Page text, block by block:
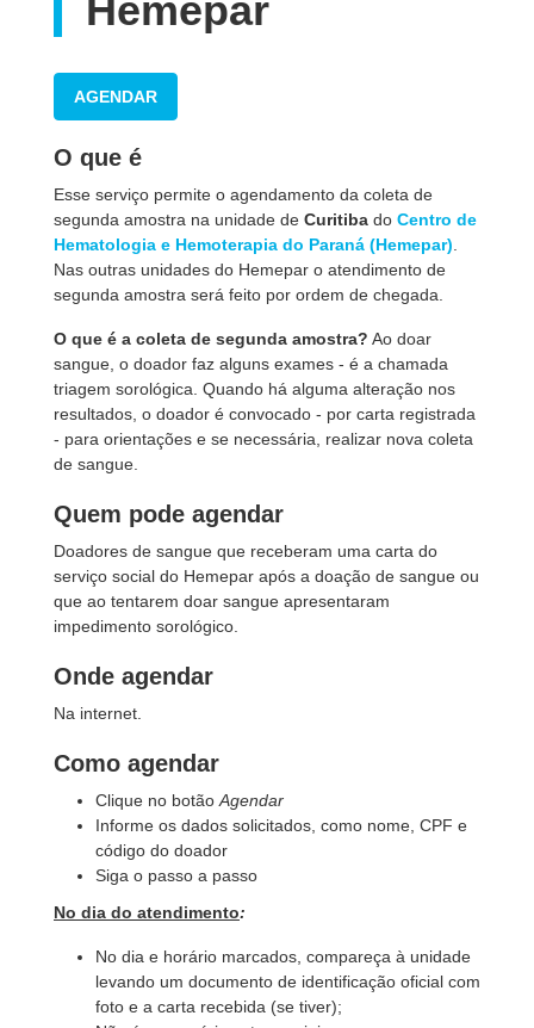
Hemepar
AGENDAR
O que é
Esse serviço permite o agendamento da coleta de
segunda amostra na unidade de Curitiba do Centro de
Hematologia e Hemoterapia do Paraná (Hemepar)
Nas outras unidades do Hemepar o atendimento de
segunda amostra será feito por ordem de chegada.
O que é a coleta de segunda amostra? Ao doar
sangue, o doador faz alguns exames - é a chamada
triagem sorológica. Quando há alguma alteração nos
resultados, o doador é convocado - por carta registrada
- para orientações e se necessária, realizar nova coleta
de sangue.
Quem pode agendar
Doadores de sangue que receberam uma carta do
serviço social do Hemepar após a doação de sangue ou
que ao tentarem doar sangue apresentaram
impedimento sorológico.
Onde agendar
Na internet.
Como agendar
Clique no botão Agendar
Informe os dados solicitados, como nome, CPF e
código do doador
Siga o passo a passo
No dia do atendimento:
No dia e horário marcados, compareça à unidade
levando um documento de identificação oficial com
foto e a carta recebida (se tiver);